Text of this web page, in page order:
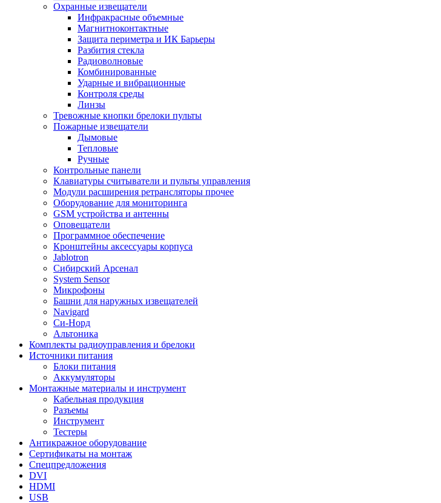
Охранные извещатели
Инфракрасные объемные
Магнитноконтактные
Защита периметра и ИК Барьеры
Разбития стекла
Радиоволновые
Комбинированные
Ударные и вибрационные
Контроля среды
Линзы
Тревожные кнопки брелоки пульты
Пожарные извещатели
Дымовые
Тепловые
Ручные
Контрольные панели
Клавиатуры считыватели и пульты управления
Модули расширения ретрансляторы прочее
Оборудование для мониторинга
GSM устройства и антенны
Оповещатели
Программное обеспечение
Кронштейны аксессуары корпуса
Jablotron
Сибирский Арсенал
System Sensor
Микрофоны
Башни для наружных извещателей
Navigard
Си-Норд
Альтоника
Комплекты радиоуправления и брелоки
Источники питания
Блоки питания
Аккумуляторы
Монтажные материалы и инструмент
Кабельная продукция
Разъемы
Инструмент
Тестеры
Антикражное оборудование
Сертификаты на монтаж
Спецпредложения
DVI
HDMI
USB